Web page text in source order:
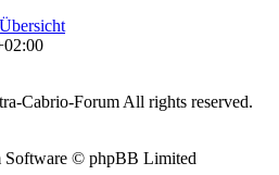
Cabrio-Forum All rights reserved.
Software © phpBB Limited